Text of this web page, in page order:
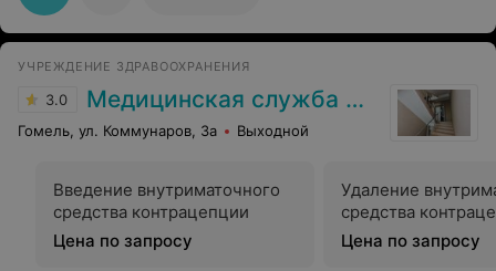
УЧРЕЖДЕНИЕ ЗДРАВООХРАНЕНИЯ
3.0 Медицинская служба ДФиТ МВД по Гомельской области
Гомель, ул. Коммунаров, 3а Выходной
Введение внутриматочного
средства контрацепции
Цена по запросу
Удаление
средства
Цена по запросу